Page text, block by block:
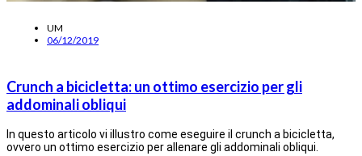
UM
06/12/2019
Crunch a bicicletta: un ottimo esercizio per gli
addominali obliqui
In questo articolo vi illustro come eseguire il crunch a bicicletta,
ovvero un ottimo esercizio per allenare gli addominali obliqui.